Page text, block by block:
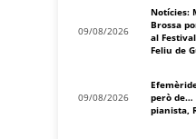
09/08/2026
Notícies:
Brossa
al
Feliu de
09/08/2026
però de…
pianista,